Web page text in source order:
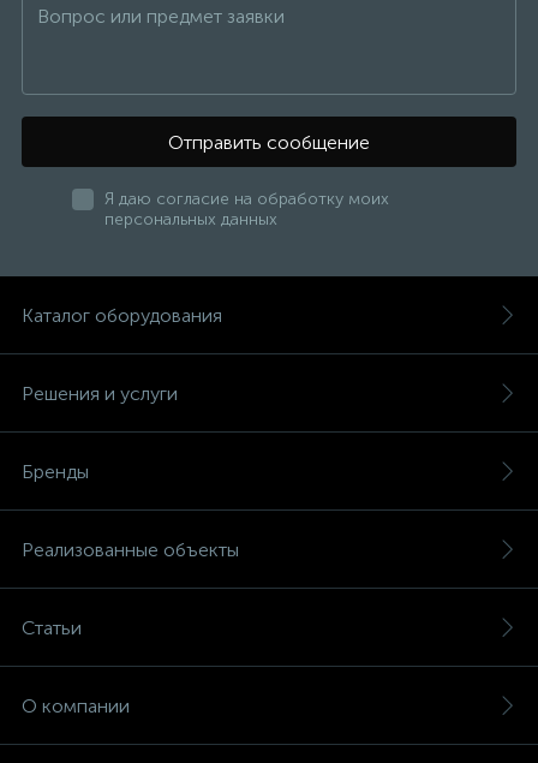
Отправить сообщение
Я даю согласие на обработку моих
персональных данных
Каталог оборудования
Решения и услуги
Бренды
Реализованные объекты
Статьи
О компании